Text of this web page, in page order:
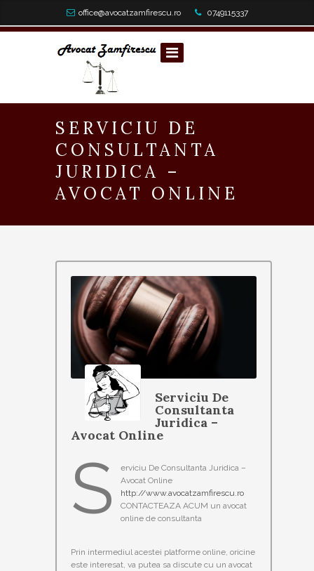
office@avocatzamfirescu.ro 0749115337
SERVICIU DE
CONSULTANTA
JURIDICA –
AVOCAT ONLINE
Serviciu De
Consultanta
Juridica –
Avocat Online
S
erviciu De Consultanta Juridica –
Avocat Online
http://www.avocatzamfirescu.ro
CONTACTEAZA ACUM un avocat
online de consultanta
Prin intermediul acestei platforme online, oricine
este interesat, va putea sa discute cu un avocat